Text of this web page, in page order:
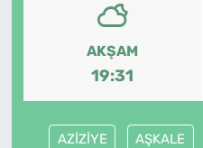
AKŞAM
19:31
AZİZİYE AŞKALE